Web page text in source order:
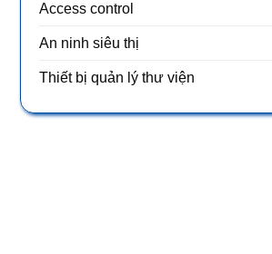
Access control
An ninh siêu thị
Thiết bị quản lý thư viện